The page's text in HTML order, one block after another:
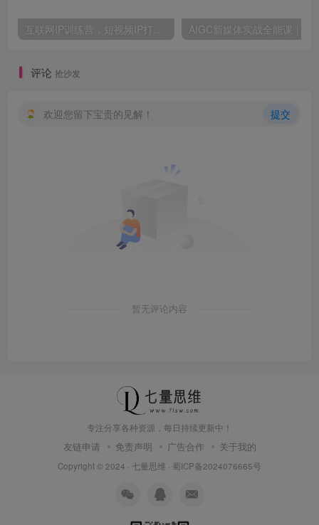
评论 抢沙发
欢迎您留下宝贵的见解！ 提交
暂无评论内容
专注分享各种资源，每日持续更新中！
友链申请 免责声明 广告合作 关于我的
Copyright © 2024 · 七量思维 · 蜀ICP备2024076665号